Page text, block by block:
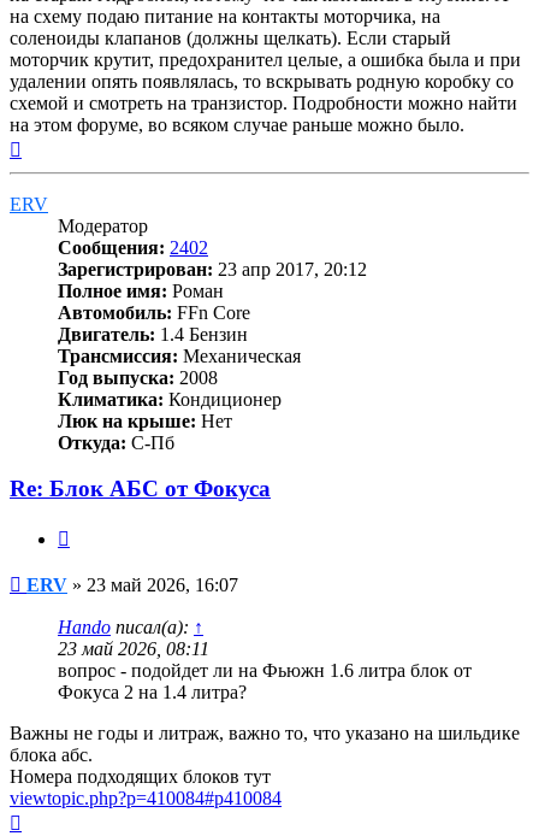
на схему подаю питание на контакты моторчика, на
соленоиды клапанов (должны щелкать). Если старый
моторчик крутит, предохранител целые, а ошибка была и при
удалении опять появлялась, то вскрывать родную коробку со
схемой и смотреть на транзистор. Подробности можно найти
на этом форуме, во всяком случае раньше можно было.
ERV
Модератор
Сообщения: 2402
Зарегистрирован: 23 апр 2017, 20:12
Полное имя: Роман
Автомобиль: FFn Core
Двигатель: 1.4 Бензин
Трансмиссия: Механическая
Год выпуска: 2008
Климатика: Кондиционер
Люк на крыше: Нет
Откуда: С-Пб
Re: Блок АБС от Фокуса
Сообщение
ERV » 23 май 2026, 16:07
Hando писал(а): ↑
23 май 2026, 08:11
вопрос - подойдет ли на Фьюжн 1.6 литра блок от
Фокуса 2 на 1.4 литра?
Важны не годы и литраж, важно то, что указано на шильдике
блока абс.
Номера подходящих блоков тут
viewtopic.php?p=410084#p410084